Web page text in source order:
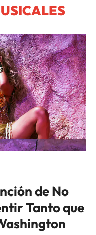
de No
Tanto que